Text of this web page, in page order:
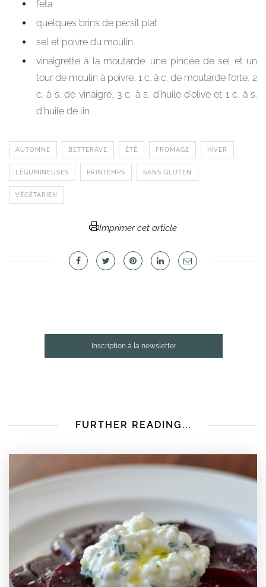
feta
quelques brins de persil plat
sel et poivre du moulin
vinaigrette à la moutarde: une pincée de sel et un
tour de moulin à poivre, 1 c. à c. de moutarde forte, 2
c. à s. de vinaigre, 3 c. à s. d’huile d’olive et 1 c. à s.
d’huile de lin
AUTOMNE BETTERAVE ÉTÉ FROMAGE HIVER
LÉGUMINEUSES PRINTEMPS SANS GLUTEN
VÉGÉTARIEN
Imprimer cet article
Inscription à la newsletter
FURTHER READING...